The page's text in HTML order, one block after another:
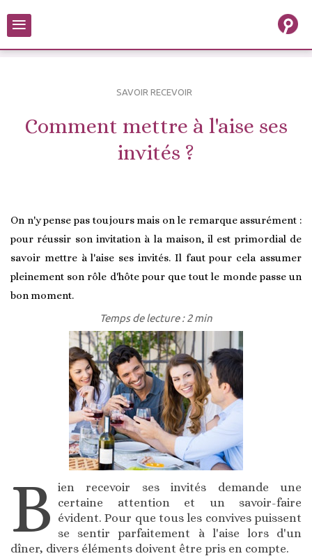
≡
SAVOIR RECEVOIR
Comment mettre à l'aise ses
invités ?
On n'y pense pas toujours mais on le remarque assurément :
pour réussir son invitation à la maison, il est primordial de
savoir mettre à l'aise ses invités. Il faut pour cela assumer
pleinement son rôle d'hôte pour que tout le monde passe un
bon moment.
Temps de lecture : 2 min
B ien recevoir ses invités demande une
certaine attention et un savoir-faire
évident. Pour que tous les convives puissent
se sentir parfaitement à l'aise lors d'un
dîner, divers éléments doivent être pris en compte.